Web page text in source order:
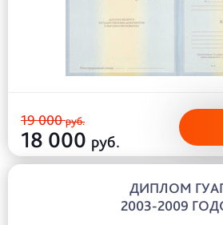
19 000руб.
18 000 руб.
ДИПЛОМ
2003-2009